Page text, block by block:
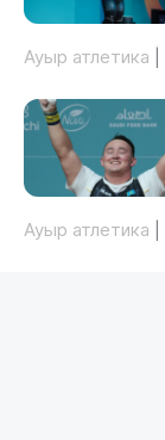
Ауыр атлетика
Ауыр атлетика